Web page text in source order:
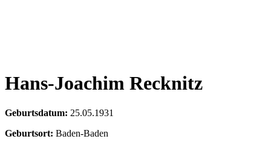
Hans-Joachim Recknitz
Geburtsdatum: 25.05.1931
Geburtsort: Baden-Baden